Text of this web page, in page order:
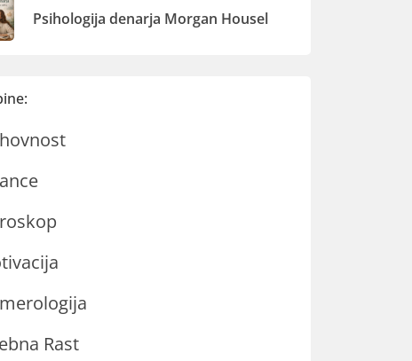
Psihologija denarja Morgan Housel
Rast